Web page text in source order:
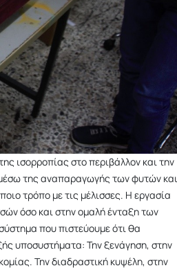
ισορροπίας στο περιβάλλον και την
της αναπαραγωγής των φυτών και
τρόπο με τις μέλισσες. Η εργασία
όσο και στην ομαλή ένταξη των
που πιστεύουμε ότι θα
υποσυστήματα: Την ξενάγηση, στην
Την διαδραστική κυψέλη, στην